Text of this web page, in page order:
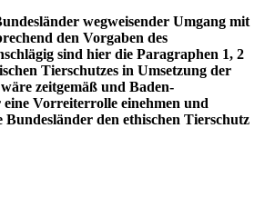
wegweisender Umgang mit
den Vorgaben des
sind hier die Paragraphen 1, 2
Tierschutzes in Umsetzung der
zeitgemäß und Baden-
Vorreiterrolle einehmen und
den ethischen Tierschutz